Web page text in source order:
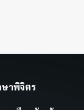
ษาพิจิตร